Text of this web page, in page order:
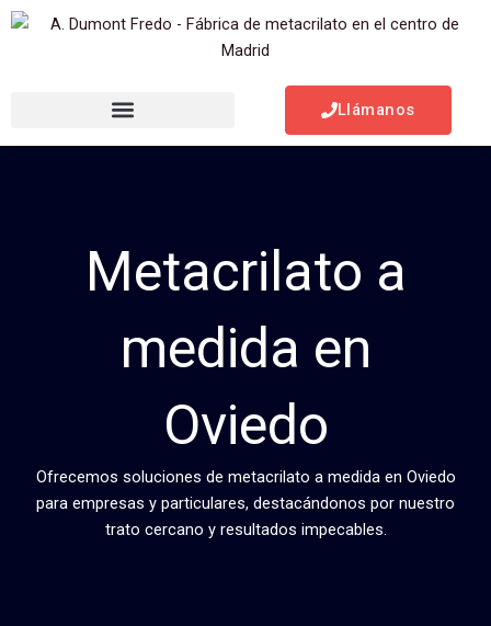
Llámanos
Metacrilato a
medida en
Oviedo
Ofrecemos soluciones de metacrilato a medida en Oviedo
para empresas y particulares, destacándonos por nuestro
trato cercano y resultados impecables.